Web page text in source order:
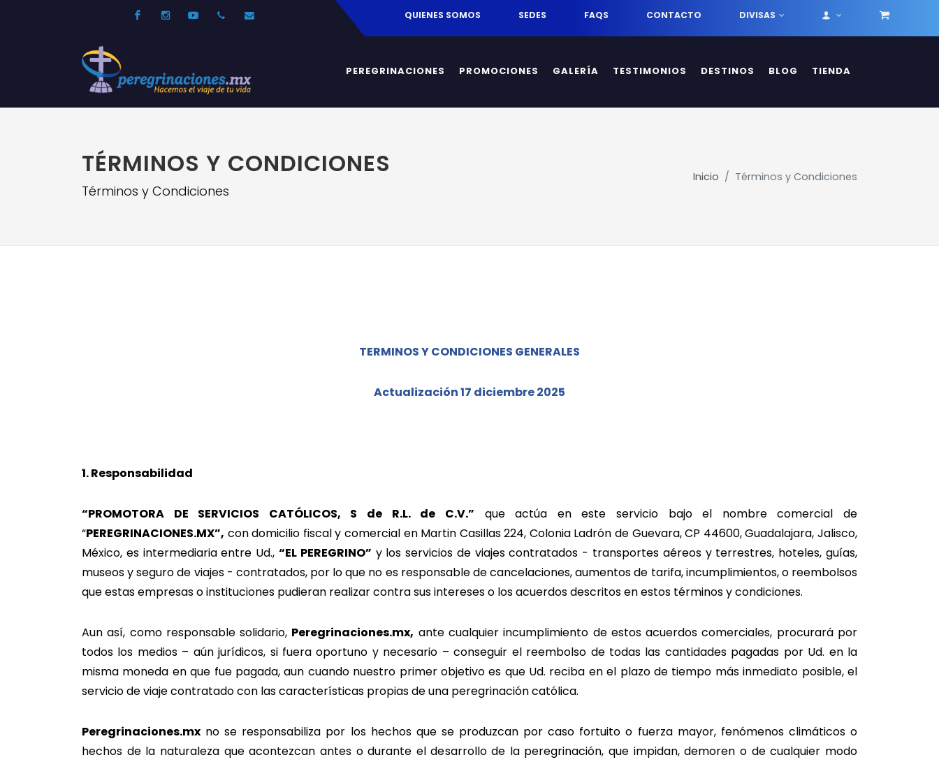
FacebookInstagramYoutube52 33 31210744info@peregrinaciones.mx QUIENES SOMOS SEDES FAQS CONTACTO DIVISAS
PEREGRINACIONES PROMOCIONES GALERÍA TESTIMONIOS DESTINOS BLOG TIENDA
TÉRMINOS Y CONDICIONES
Términos y Condiciones
Inicio Términos y Condiciones
TERMINOS Y CONDICIONES GENERALES
Actualización 17 diciembre 2025
1. Responsabilidad
“PROMOTORA DE SERVICIOS CATÓLICOS, S de R.L. de C.V.” que actúa en este servicio bajo el nombre comercial de
“PEREGRINACIONES.MX”, con domicilio fiscal y comercial en Martin Casillas 224, Colonia Ladrón de Guevara, CP 44600, Guadalajara, Jalisco,
México, es intermediaria entre Ud., “EL PEREGRINO” y los servicios de viajes contratados - transportes aéreos y terrestres, hoteles, guías,
museos y seguro de viajes - contratados, por lo que no es responsable de cancelaciones, aumentos de tarifa, incumplimientos, o reembolsos
que estas empresas o instituciones pudieran realizar contra sus intereses o los acuerdos descritos en estos términos y condiciones.
Aun así, como responsable solidario, Peregrinaciones.mx, ante cualquier incumplimiento de estos acuerdos comerciales, procurará por
todos los medios – aún jurídicos, si fuera oportuno y necesario – conseguir el reembolso de todas las cantidades pagadas por Ud. en la
misma moneda en que fue pagada, aun cuando nuestro primer objetivo es que Ud. reciba en el plazo de tiempo más inmediato posible, el
servicio de viaje contratado con las características propias de una peregrinación católica.
Peregrinaciones.mx no se responsabiliza por los hechos que se produzcan por caso fortuito o fuerza mayor, fenómenos climáticos o
hechos de la naturaleza que acontezcan antes o durante el desarrollo de la peregrinación, que impidan, demoren o de cualquier modo